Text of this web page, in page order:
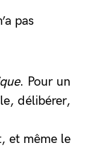
pas
. Pour un
délibérer,
et même le